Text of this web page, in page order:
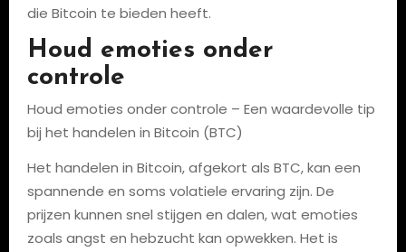
die Bitcoin te bieden heeft.
Houd emoties onder
controle
Houd emoties onder controle – Een waardevolle tip
bij het handelen in Bitcoin (BTC)
Het handelen in Bitcoin, afgekort als BTC, kan een
spannende en soms volatiele ervaring zijn. De
prijzen kunnen snel stijgen en dalen, wat emoties
zoals angst en hebzucht kan opwekken. Het is